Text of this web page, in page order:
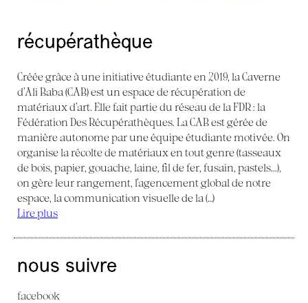
récupérathèque
Créée grâce à une initiative étudiante en 2019, la Caverne
d’Ali Baba (CAB) est un espace de récupération de
matériaux d’art. Elle fait partie du réseau de la FDR : la
Fédération Des Récupérathèques. La CAB est gérée de
manière autonome par une équipe étudiante motivée. On
organise la récolte de matériaux en tout genre (tasseaux
de bois, papier, gouache, laine, fil de fer, fusain, pastels...),
on gère leur rangement, l’agencement global de notre
espace, la communication visuelle de la (…)
Lire plus
nous suivre
facebook